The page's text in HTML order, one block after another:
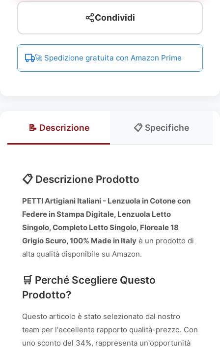
Condividi
🚀 Spedizione gratuita con Amazon Prime
📝 Descrizione 📋 Specifiche
📋 Descrizione Prodotto
PETTI Artigiani Italiani - Lenzuola in Cotone con
Federe in Stampa Digitale, Lenzuola Letto
Singolo, Completo Letto Singolo, Floreale 18
Grigio Scuro, 100% Made in Italy è un prodotto di
alta qualità disponibile su Amazon.
🛒 Perché Scegliere Questo
Prodotto?
Questo articolo è stato selezionato dal nostro
team per l'eccellente rapporto qualità-prezzo. Con
uno sconto del 34%, rappresenta un'opportunità